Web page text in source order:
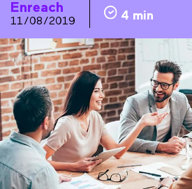
Enreach
11/08/2019 4 min